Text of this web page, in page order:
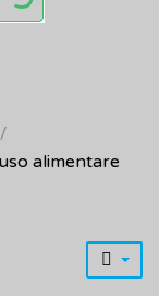
alimentare